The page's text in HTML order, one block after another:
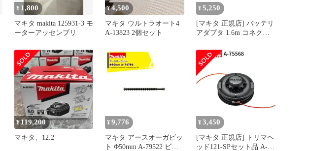
¥ 1,800
マキタ makita 125931-3 モ
ーターアッセンブリ
¥4,500
マキタ ウルトラオート4
A-13823 2個セット
¥ 5,250
[マキタ 正規店] バッテリ
アダプタ 1.6m コネクタ
ーツ 部品 正規品 おすす
め 便利
¥119,200
マキタ、12.2
¥ 9,776
マキタ アースオーガビッ
ト Φ50mm A-79522 ビッ
¥ 3,450
[マキタ 正規店] トリマヘ
ッド121-SPセット品 A-